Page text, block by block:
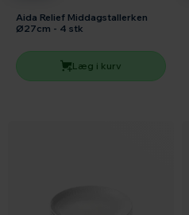
Aida Relief Middagstallerken
Ø27cm - 4 stk
Læg i kurv